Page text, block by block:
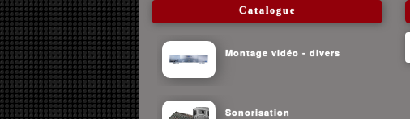
Catalogue
Montage vidéo - divers
Sonorisation